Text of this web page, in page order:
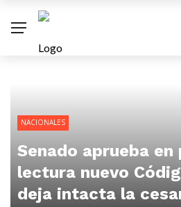
NACIONALES
Senado aprueba en
lectura nuevo
deja intacta la